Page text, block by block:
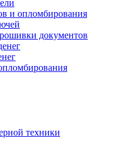
и опломбирования
документов
техники